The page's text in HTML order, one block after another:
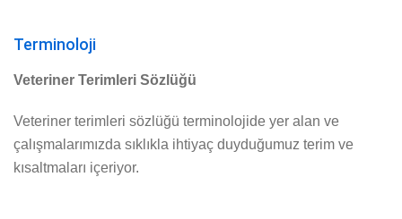
Terminoloji
Veteriner Terimleri Sözlüğü
Veteriner terimleri sözlüğü terminolojide yer alan ve
çalışmalarımızda sıklıkla ihtiyaç duyduğumuz terim ve
kısaltmaları içeriyor.